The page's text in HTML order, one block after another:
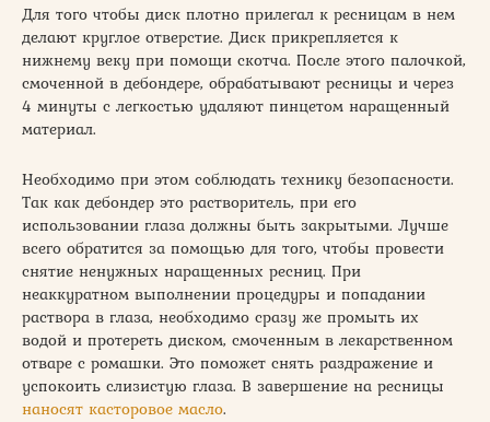
Для того чтобы диск плотно прилегал к ресницам в нем
делают круглое отверстие. Диск прикрепляется к
нижнему веку при помощи скотча. После этого палочкой,
смоченной в дебондере, обрабатывают ресницы и через
4 минуты с легкостью удаляют пинцетом наращенный
материал.
Необходимо при этом соблюдать технику безопасности.
Так как дебондер это растворитель, при его
использовании глаза должны быть закрытыми. Лучше
всего обратится за помощью для того, чтобы провести
снятие ненужных наращенных ресниц. При
неаккуратном выполнении процедуры и попадании
раствора в глаза, необходимо сразу же промыть их
водой и протереть диском, смоченным в лекарственном
отваре с ромашки. Это поможет снять раздражение и
успокоить слизистую глаза. В завершение на ресницы
наносят касторовое масло.